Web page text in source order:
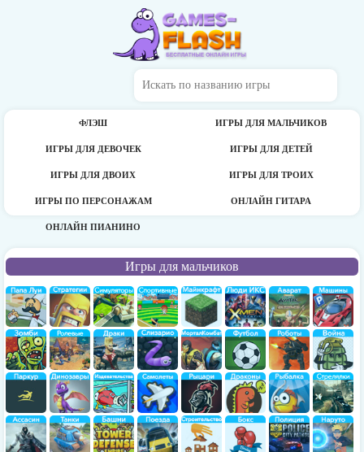
ФЛЭШ ИГРЫ ДЛЯ МАЛЬЧИКОВ
ИГРЫ ДЛЯ ДЕВОЧЕК ИГРЫ ДЛЯ ДЕТЕЙ
ИГРЫ ДЛЯ ДВОИХ ИГРЫ ДЛЯ ТРОИХ
ИГРЫ ПО ПЕРСОНАЖАМ ОНЛАЙН ГИТАРА
ОНЛАЙН ПИАНИНО
Игры для мальчиков